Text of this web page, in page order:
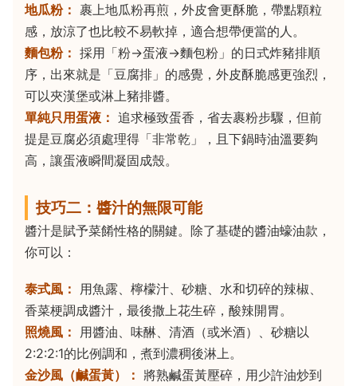
地瓜粉： 裹上地瓜粉再煎，外皮會更酥脆，帶點顆粒
感，放涼了也比較不易軟掉，適合想帶便當的人。
麵包粉： 採用「粉→蛋液→麵包粉」的日式炸豬排順
序，出來就是「豆腐排」的感覺，外皮酥脆感更強烈，
可以夾漢堡或淋上豬排醬。
單純只用蛋液： 追求極致蛋香，省去裹粉步驟，但前
提是豆腐必須處理得「非常乾」，且下鍋時油溫要夠
高，讓蛋液瞬間凝固成殼。
技巧二：醬汁的無限可能
醬汁是賦予菜餚性格的關鍵。除了基礎的醬油蠔油款，
你可以：
泰式風：
用魚露、檸檬汁、砂糖、水和切碎的辣椒、
香菜梗調成醬汁，最後撒上花生碎，酸辣開胃。
照燒風：
用醬油、味醂、清酒（或米酒）、砂糖以
2:2:2:1的比例調和，煮到濃稠後淋上。
金沙風（鹹蛋黃）： 將熟鹹蛋黃壓碎，用少許油炒到